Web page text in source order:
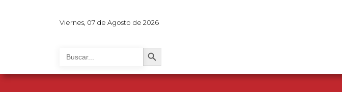
Viernes, 07 de Agosto de 2026
for:
Search Button